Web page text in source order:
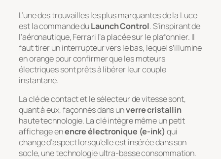
L’une des trouvailles les plus marquantes de la Luce
est la commande duLaunch Control. S’inspirant de
l’aéronautique, Ferrari l’a placée sur le plafonnier. Il
faut tirer un interrupteur vers le bas, lequel s’illumine
en orange pour confirmer que les moteurs
électriques sont prêts à libérer leur couple
instantané.
La clé de contact et le sélecteur de vitesse sont,
quant à eux, façonnés dans unverre cristallin
haute technologie. La clé intègre même un petit
affichage enencre électronique (e-ink) qui
change d’aspect lorsqu’elle est insérée dans son
socle, une technologie ultra-basse consommation.